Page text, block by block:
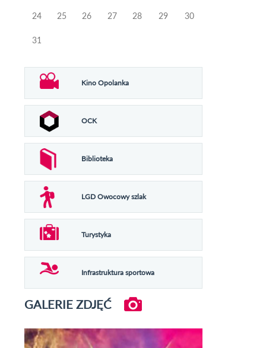
24 25 26 27 28 29 30
31
Kino Opolanka
OCK
Biblioteka
LGD Owocowy szlak
Turystyka
Infrastruktura sportowa
GALERIE ZDJĘĆ